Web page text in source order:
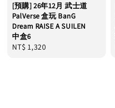
[預購] 26年12月 武士道
PalVerse 盒玩 BanG
Dream RAISE A SUILEN
中盒6
Regular
NT$ 1,320